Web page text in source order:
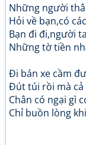
Những người
Hỏi về bạn,có
Bạn đi đi,người
Những tờ tiền
Đi bán xe cầm
Đút túi rồi mà
Chân có ngại gì
Chỉ buồn lòng